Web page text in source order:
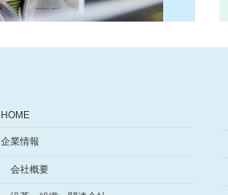
HOME
企業情報
会社概要